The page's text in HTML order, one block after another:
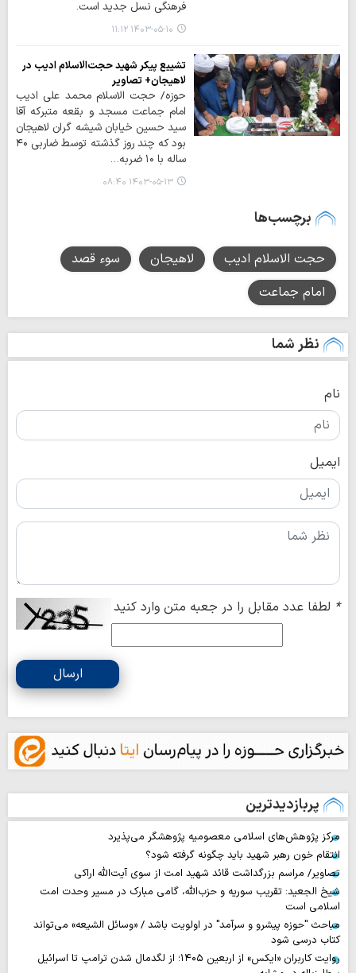
فرهنگی نسل جدید است.
۱۴۰۳-۰۵-۱۰ ۱۱:۱۲
تشییع پیکر شهید حجت‌الاسلام ادیب در
لاهیجان+ تصاویر
حوزه/ حجت الاسلام محمد علی ادیب
امام جماعت مسجد و بقعه متبرکه آقا
سید حسین خیابان شیشه گران لاهیجان
بود که چند روز گذشته توسط ضاربی ۴۰
ساله با ۱۰ ضربه…
۱۴۰۳-۰۵-۱۳ ۰۸:۴۰
برچسب‌ها
حجت الاسلام ادیب لاهیجان
سوء قصد
امام جماعت
نظر شما
نام
ایمیل
* لطفا عدد مقابل را در جعبه متن وارد کنید
ارسال
پربازدیدترین
مرکز پژوهش‌های اسلامی معصومیه پژوهشگر می‌پذیرد
انتقام خون رهبر شهید باید چگونه گرفته شود؟
تصاویر/ مراسم بزرگداشت قائد شهید امت از سوی آیت‌الله اراکی
شیخ الجعید: تقریب سوریه و حزب‌الله، گامی مبارک در مسیر وحدت امت
اسلامی است
مباحث "حوزه پیشرو و سرآمد" در اولویت باشد / «وسائل الشیعه» می‌تواند
کتاب درسی شود
روایت‌ کاربران «ایکس» از اربعین ۱۴۰۵؛ از لگدمال شدن ترامپ تا اسرائیل